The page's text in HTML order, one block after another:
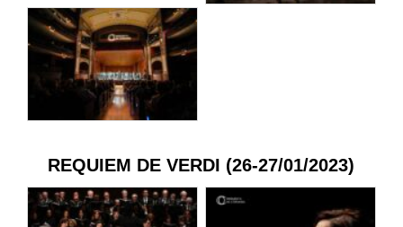
REQUIEM DE VERDI (26-27/01/2023)